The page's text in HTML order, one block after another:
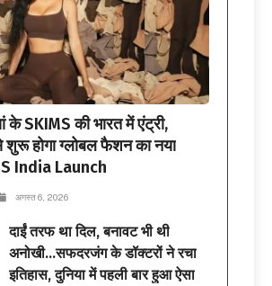
के SKIMS की भारत में एंट्री,
शुरू होगा ग्लोबल फैशन का नया
India Launch
अगस्त 6, 2026
दाईं तरफ था दिल, बनावट भी थी
अनोखी…सफदरजंग के डॉक्टरों ने रचा
इतिहास, दुनिया में पहली बार हुआ ऐसा